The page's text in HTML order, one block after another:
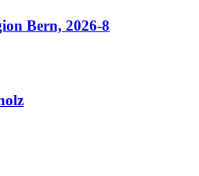
Bern, 2026-8